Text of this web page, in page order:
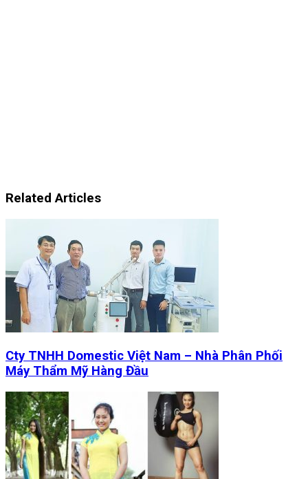
Related Articles
Cty TNHH Domestic Việt Nam – Nhà Phân Phối
Máy Thẩm Mỹ Hàng Đầu